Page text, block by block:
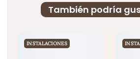
También podría
INSTALACIONES